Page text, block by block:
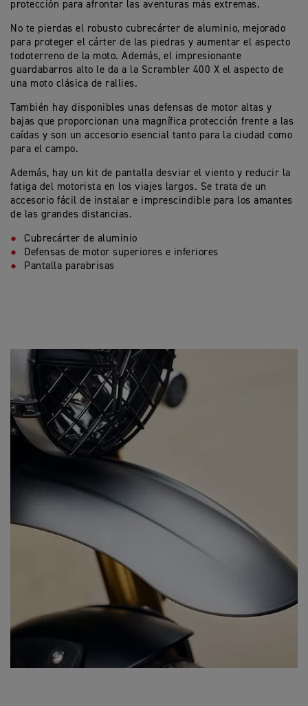
protección para afrontar las aventuras más extremas.
No te pierdas el robusto cubrecárter de aluminio, mejorado
para proteger el cárter de las piedras y aumentar el aspecto
todoterreno de la moto. Además, el impresionante
guardabarros alto le da a la Scrambler 400 X el aspecto de
una moto clásica de rallies.
También hay disponibles unas defensas de motor altas y
bajas que proporcionan una magnífica protección frente a las
caídas y son un accesorio esencial tanto para la ciudad como
para el campo.
Además, hay un kit de pantalla desviar el viento y reducir la
fatiga del motorista en los viajes largos. Se trata de un
accesorio fácil de instalar e imprescindible para los amantes
de las grandes distancias.
Cubrecárter de aluminio
Defensas de motor superiores e inferiores
Pantalla parabrisas